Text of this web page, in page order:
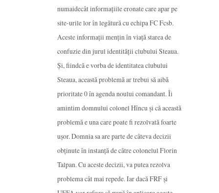
numaidecât informațiile eronate care apar pe
site-urile lor în legătură cu echipa FC Fcsb.
Aceste informații mențin în viață starea de
confuzie din jurul identității clubului Steaua.
Și, fiindcă e vorba de identitatea clubului
Steaua, această problemă ar trebui să aibă
prioritate 0 în agenda noului comandant. Îi
amintim domnului colonel Hîncu și că această
problemă e una care poate fi rezolvată foarte
ușor. Domnia sa are parte de câteva decizii
obținute în instanță de către colonelul Florin
Talpan. Cu aceste decizii, va putea rezolva
problema cât mai repede. Iar dacă FRF și